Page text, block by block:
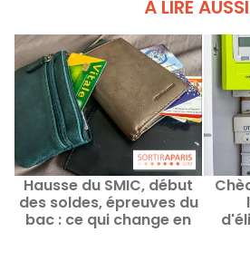
À LIRE
Hausse du SMIC, début
des soldes, épreuves du
bac : ce qui change en